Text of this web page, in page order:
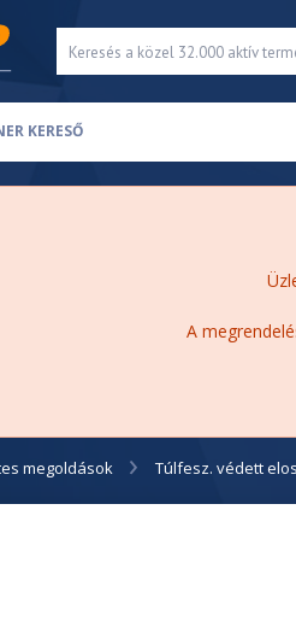
KERESŐ
A
megoldások Túlfesz. védett